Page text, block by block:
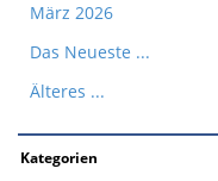
März 2026
Das Neueste ...
Älteres ...
Kategorien